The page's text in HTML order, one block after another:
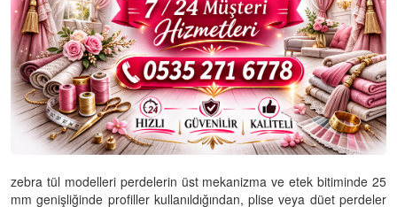
zebra tül modelleri perdelerin üst mekanizma ve etek bitiminde 25
mm genişliğinde profiller kullanıldığından, plise veya düet perdeler